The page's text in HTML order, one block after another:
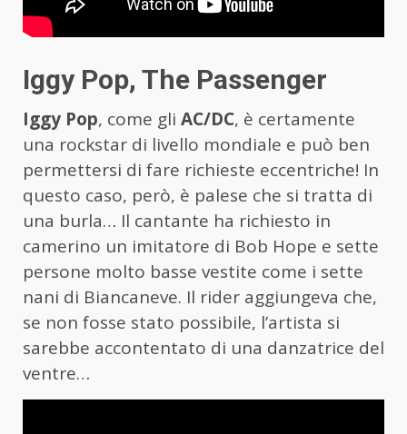
Iggy Pop, The Passenger
Iggy Pop, come gli AC/DC, è certamente
una rockstar di livello mondiale e può ben
permettersi di fare richieste eccentriche! In
questo caso, però, è palese che si tratta di
una burla… Il cantante ha richiesto in
camerino un imitatore di Bob Hope e sette
persone molto basse vestite come i sette
nani di Biancaneve. Il rider aggiungeva che,
se non fosse stato possibile, l’artista si
sarebbe accontentato di una danzatrice del
ventre…